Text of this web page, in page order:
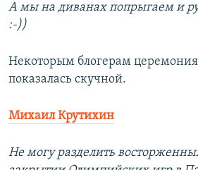
А мы на диванах попрыгаем и
:-))
Некоторым блогерам
показалась скучной.
Михаил Крутихин
Не могу разделить